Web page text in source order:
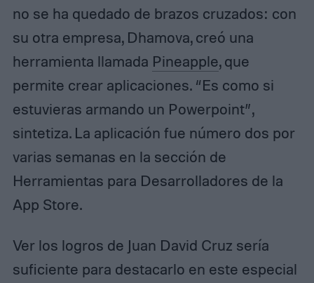
no se ha quedado de brazos cruzados: con
su otra empresa, Dhamova, creó una
herramienta llamada Pineapple, que
permite crear aplicaciones. “Es como si
estuvieras armando un Powerpoint”,
sintetiza. La aplicación fue número dos por
varias semanas en la sección de
Herramientas para Desarrolladores de la
App Store.
Ver los logros de Juan David Cruz sería
suficiente para destacarlo en este especial